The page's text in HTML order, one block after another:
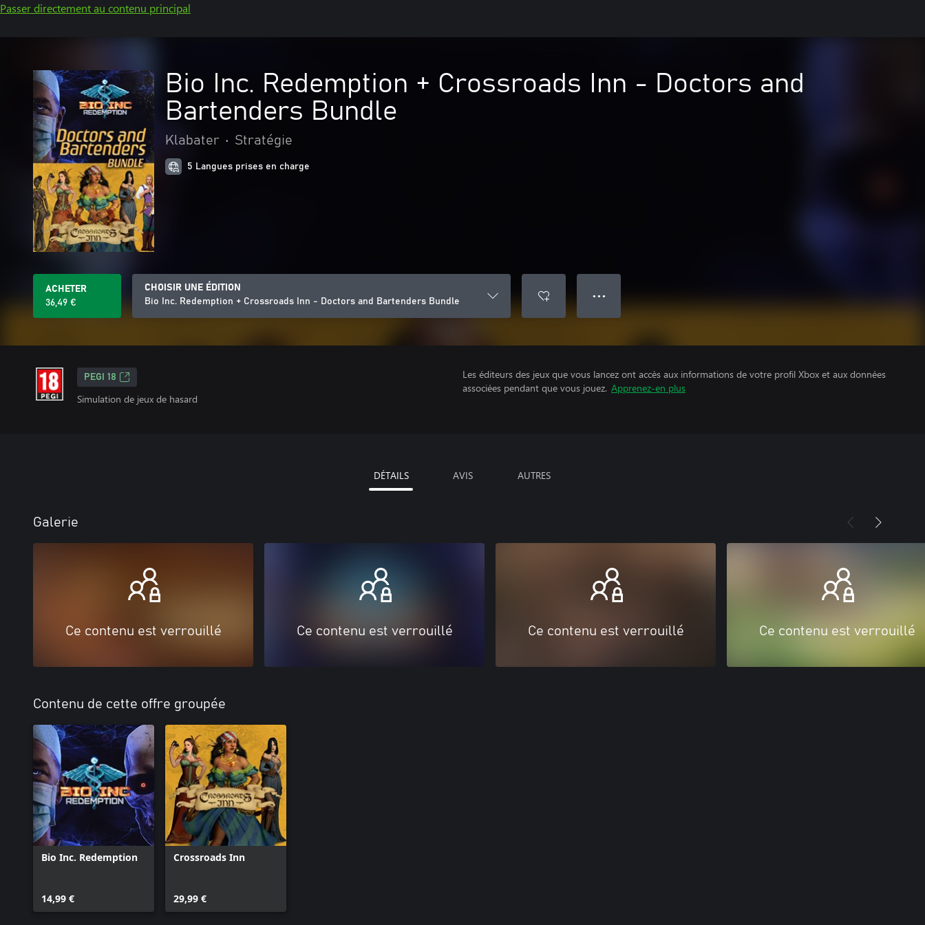
Passer directement au contenu principal
Bio Inc. Redemption + Crossroads Inn - Doctors and
Bartenders Bundle
Klabater • Stratégie
5 Langues prises en charge
ACHETER
36,49 €
CHOISIR UNE ÉDITION
Bio Inc. Redemption + Crossroads Inn - Doctors and Bartenders Bundle
● ● ●
PEGI 18
Simulation de jeux de hasard
Les éditeurs des jeux que vous lancez ont accès aux informations de votre profil Xbox et aux données
associées pendant que vous jouez. Apprenez-en plus
DÉTAILS AVIS AUTRES
Galerie
Ce contenu est verrouillé Ce contenu est verrouillé Ce contenu est verrouillé Ce contenu est verrouillé
Contenu de cette offre groupée
Bio Inc. Redemption
14,99 €
Crossroads Inn
29,99 €